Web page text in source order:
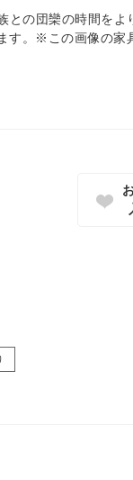
の団欒の時間をよ
す。※この画像の家